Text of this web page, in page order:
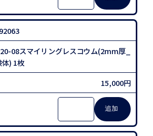
08スマイリングレスコウム(2mm厚_
体) 1枚
15,000円